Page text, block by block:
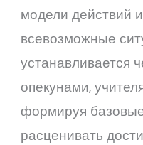
модели действий
всевозможные
устанавливается
опекунами,
формируя
расценивать